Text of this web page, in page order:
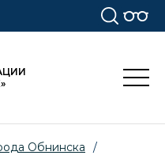
Обнинска
/